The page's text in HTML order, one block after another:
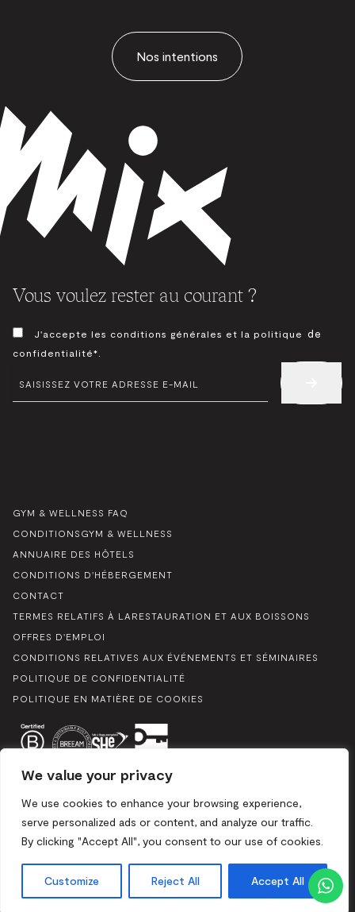
We value your privacy
We use cookies to enhance your browsing experience,
serve personalized ads or content, and analyze our traffic.
By clicking "Accept All", you consent to our use of cookies.
Customize Reject All Accept All
Nos intentions
Vous voulez rester au courant ?
CONSENTEMENT
J'accepte les conditions générales et la politique de
confidentialité*.
E-
MAIL
GYM & WELLNESS FAQ
CONDITIONSGYM & WELLNESS
ANNUAIRE DES HÔTELS
CONDITIONS D'HÉBERGEMENT
CONTACT
TERMES RELATIFS À LARESTAURATION ET AUX BOISSONS
OFFRES D'EMPLOI
CONDITIONS RELATIVES AUX ÉVÉNEMENTS ET SÉMINAIRES
POLITIQUE DE CONFIDENTIALITÉ
POLITIQUE EN MATIÈRE DE COOKIES